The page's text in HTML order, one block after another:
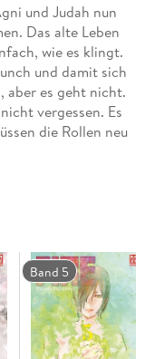
und Judah nun
Das alte Leben
wie es klingt.
und damit sich
aber es geht nicht.
vergessen. Es
die Rollen neu
Band 5